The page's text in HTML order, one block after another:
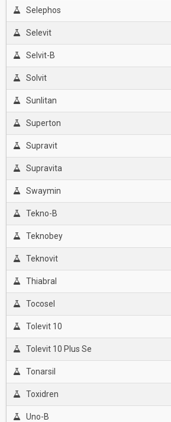
Selephos
Selevit
Selvit-B
Solvit
Sunlitan
Superton
Supravit
Supravita
Swaymin
Tekno-B
Teknobey
Teknovit
Thiabral
Tocosel
Tolevit 10
Tolevit 10 Plus Se
Tonarsil
Toxidren
Uno-B